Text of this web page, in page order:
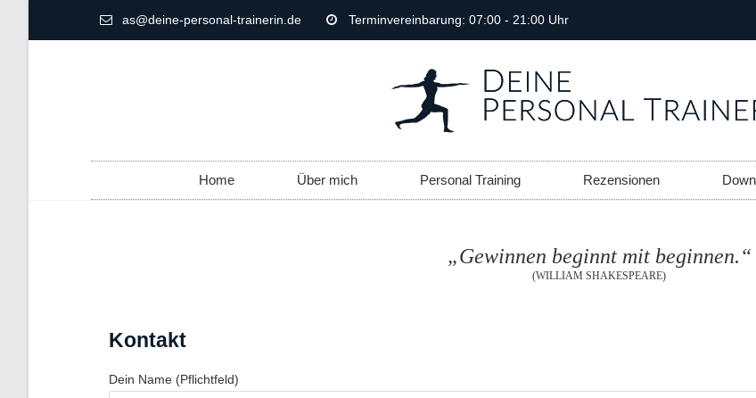
as@deine-personal-trainerin.de Terminvereinbarung: 07:00 - 21:00 Uhr
Home Über mich Personal Training Rezensionen
„Gewinnen beginnt mit beginnen.“
(WILLIAM SHAKESPEARE)
Kontakt
Dein Name (Pflichtfeld)